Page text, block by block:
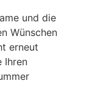
und die
Wünschen
erneut
Ihren